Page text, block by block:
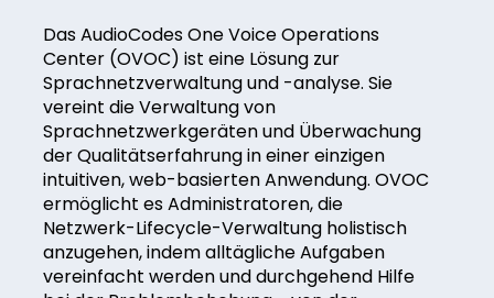
Das AudioCodes One Voice Operations
Center (OVOC) ist eine Lösung zur
Sprachnetzverwaltung und -analyse. Sie
vereint die Verwaltung von
Sprachnetzwerkgeräten und Überwachung
der Qualitätserfahrung in einer einzigen
intuitiven, web-basierten Anwendung. OVOC
ermöglicht es Administratoren, die
Netzwerk-Lifecycle-Verwaltung holistisch
anzugehen, indem alltägliche Aufgaben
vereinfacht werden und durchgehend Hilfe